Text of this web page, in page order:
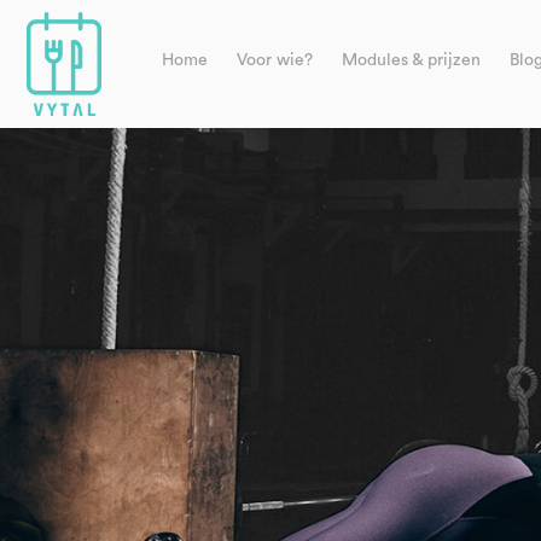
Home Voor wie? Modules & prijzen